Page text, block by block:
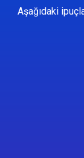
Aşağıdaki